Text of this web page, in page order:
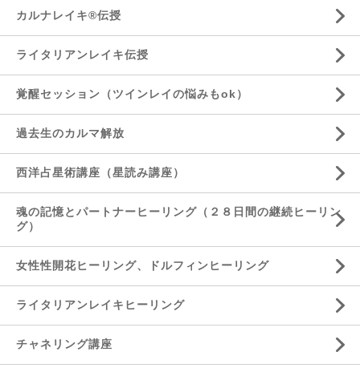
カルナレイキ®伝授
ライタリアンレイキ伝授
覚醒セッション（ツインレイの悩みもok）
過去生のカルマ解放
西洋占星術講座（星読み講座）
魂の記憶とパートナーヒーリング（２８日間の継続ヒーリン
グ）
女性性開花ヒーリング、ドルフィンヒーリング
ライタリアンレイキヒーリング
チャネリング講座